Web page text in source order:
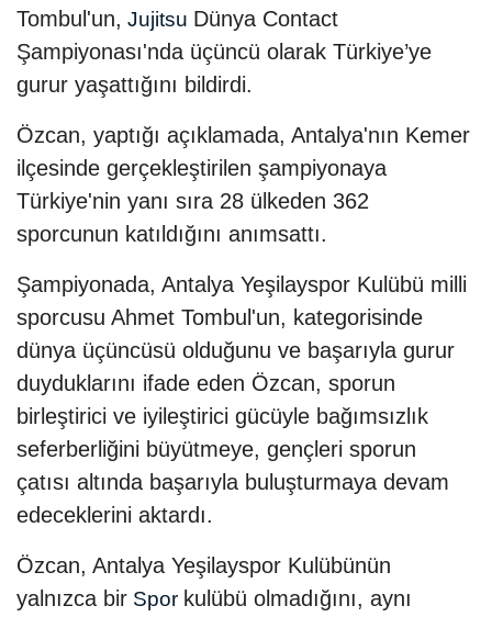
Tombul'un, Jujitsu Dünya Contact
Şampiyonası'nda üçüncü olarak Türkiye’ye
gurur yaşattığını bildirdi.
Özcan, yaptığı açıklamada, Antalya'nın Kemer
ilçesinde gerçekleştirilen şampiyonaya
Türkiye'nin yanı sıra 28 ülkeden 362
sporcunun katıldığını anımsattı.
Şampiyonada, Antalya Yeşilayspor Kulübü milli
sporcusu Ahmet Tombul'un, kategorisinde
dünya üçüncüsü olduğunu ve başarıyla gurur
duyduklarını ifade eden Özcan, sporun
birleştirici ve iyileştirici gücüyle bağımsızlık
seferberliğini büyütmeye, gençleri sporun
çatısı altında başarıyla buluşturmaya devam
edeceklerini aktardı.
Özcan, Antalya Yeşilayspor Kulübünün
yalnızca bir Spor kulübü olmadığını, aynı